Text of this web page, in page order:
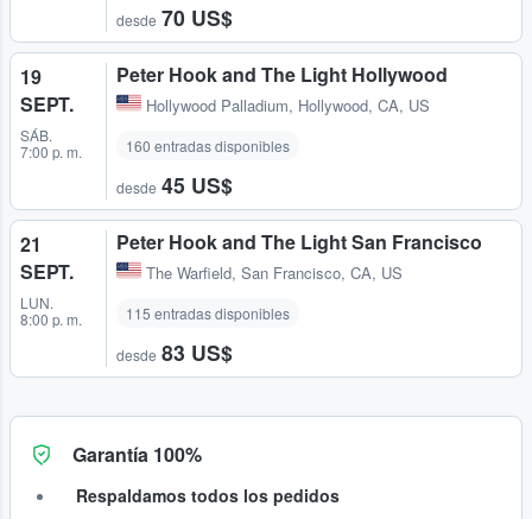
desde 70 US$
19
SEPT.
SÁB.
7:00 p. m.
Peter Hook and The Light Hollywood
Hollywood Palladium, Hollywood, CA, US
160 entradas disponibles
desde 45 US$
21
SEPT.
LUN.
8:00 p. m.
Peter Hook and The Light San Francisco
The Warfield, San Francisco, CA, US
115 entradas disponibles
desde 83 US$
Garantía 100%
Respaldamos todos los pedidos